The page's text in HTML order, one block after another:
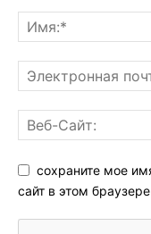
сохраните мое
сайт в этом